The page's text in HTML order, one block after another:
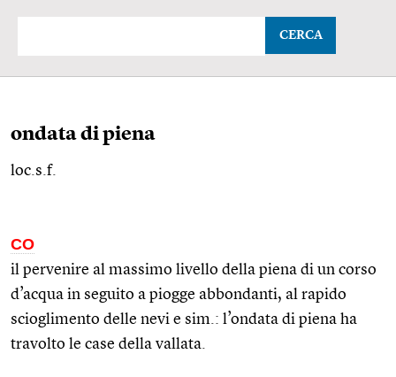
CERCA
ondata di piena
loc.s.f.
CO
il pervenire al massimo livello della piena di un corso
d’acqua in seguito a piogge abbondanti, al rapido
scioglimento delle nevi e sim. : l’ondata di piena ha
travolto le case della vallata.